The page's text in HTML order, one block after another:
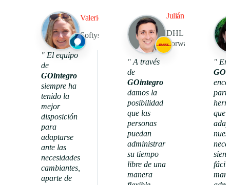
Valerie Kroneberg
Softys Latam
" El equipo
de
GOintegro
siempre ha
tenido la
mejor
disposición
para
adaptarse
ante las
necesidades
cambiantes,
aparte de
1096
reconocimientos
Julián Pedraza
DHL Global
Forwarding
" A través
de
GOintegro
damos la
posibilidad
que las
personas
puedan
administrar
su tiempo
libre de una
manera
92%
nivel de
actividad
" En
que
fácil